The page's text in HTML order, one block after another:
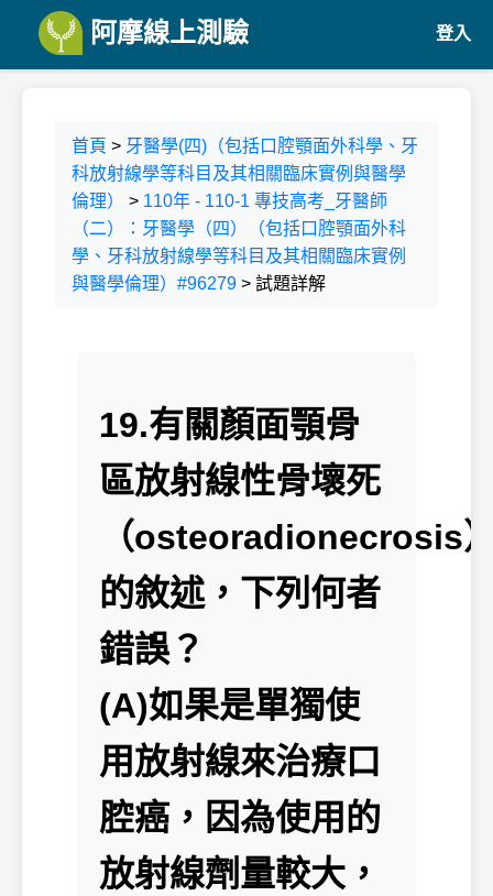
阿摩線上測驗 登入
首頁 > 牙醫學(四)（包括口腔顎面外科學、牙
科放射線學等科目及其相關臨床實例與醫學
倫理）
> 110年 - 110-1 專技高考_牙醫師
（二）：牙醫學（四）（包括口腔顎面外科
學、牙科放射線學等科目及其相關臨床實例
與醫學倫理）#96279 > 試題詳解
19.有關顏面顎骨
區放射線性骨壞死
（osteoradionecrosis
的敘述，下列何者
錯誤？
(A)如果是單獨使
用放射線來治療口
腔癌，因為使用的
放射線劑量較大，